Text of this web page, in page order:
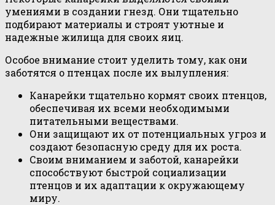
умениями в создании гнезд. Они тщательно
подбирают материалы и строят уютные и
надежные жилища для своих яиц.
Особое внимание стоит уделить тому, как они
заботятся о птенцах после их вылупления:
Канарейки тщательно кормят своих птенцов,
обеспечивая их всеми необходимыми
питательными веществами.
Они защищают их от потенциальных угроз и
создают безопасную среду для их роста.
Своим вниманием и заботой, канарейки
способствуют быстрой социализации
птенцов и их адаптации к окружающему
миру.